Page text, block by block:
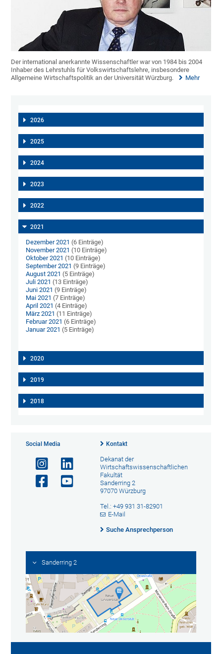
Der international anerkannte Wissenschaftler war von 1984 bis 2004
Inhaber des Lehrstuhls für Volkswirtschaftslehre, insbesondere
Allgemeine Wirtschaftspolitik an der Universität Würzburg.
Mehr
2026
2025
2024
2023
2022
2021
Dezember 2021 (6 Einträge)
November 2021 (10 Einträge)
Oktober 2021 (10 Einträge)
September 2021 (9 Einträge)
August 2021 (5 Einträge)
Juli 2021 (13 Einträge)
Juni 2021 (9 Einträge)
Mai 2021 (7 Einträge)
April 2021 (4 Einträge)
März 2021 (11 Einträge)
Februar 2021 (6 Einträge)
Januar 2021 (5 Einträge)
2020
2019
2018
Social Media Kontakt
Dekanat der
Wirtschaftswissenschaftlichen
Fakultät
Sanderring 2
97070 Würzburg
Tel.: +49 931 31-82901
E-Mail
Suche Ansprechperson
Sanderring 2